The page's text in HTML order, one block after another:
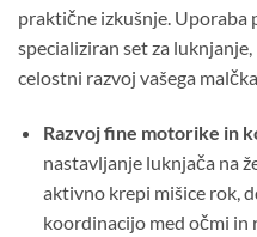
praktične izkušnje. Uporaba
specializiran set za
celostni razvoj vašega
Razvoj fine motorike in
nastavljanje luknjača na
aktivno krepi mišice rok,
koordinacijo med očmi in